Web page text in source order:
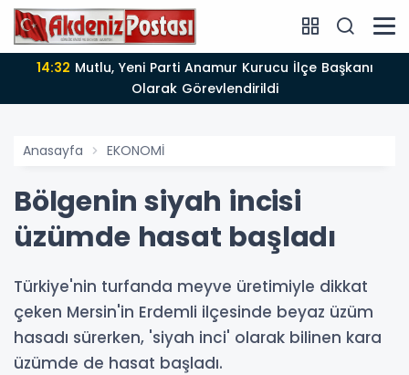
14:12Anamur'da Kasten öldürmeye teşebbüs şüphelisi
tutuklandı
Anasayfa EKONOMİ
Bölgenin siyah incisi
üzümde hasat başladı
Türkiye'nin turfanda meyve üretimiyle dikkat
çeken Mersin'in Erdemli ilçesinde beyaz üzüm
hasadı sürerken, 'siyah inci' olarak bilinen kara
üzümde de hasat başladı.